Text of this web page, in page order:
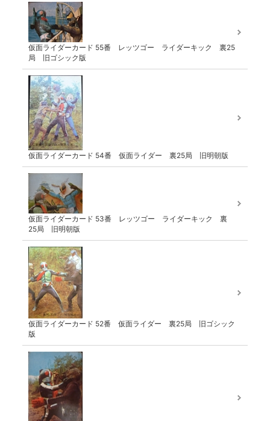
仮面ライダーカード 55番 レッツゴー ライダーキック 裏25
局 旧ゴシック版
仮面ライダーカード 54番 仮面ライダー 裏25局 旧明朝版
仮面ライダーカード 53番 レッツゴー ライダーキック 裏
25局 旧明朝版
仮面ライダーカード 52番 仮面ライダー 裏25局 旧ゴシック
版